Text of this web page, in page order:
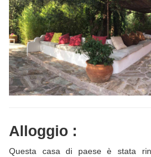
Alloggio :
Questa casa di paese è stata